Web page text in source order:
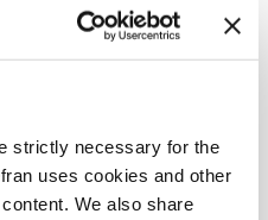
strictly necessary for the
uses cookies and other
We also share
which gives a high
with high accuracy
trensformed into various